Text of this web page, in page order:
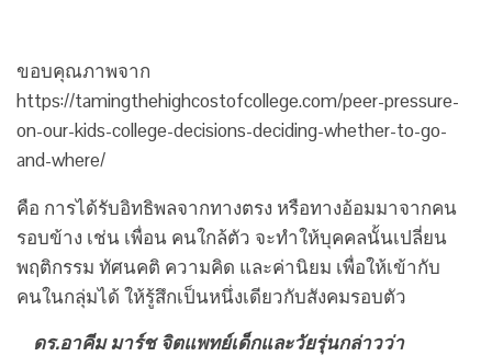
ขอบคุณภาพจาก
https://tamingthehighcostofcollege.com/peer-pressure-
on-our-kids-college-decisions-deciding-whether-to-go-
and-where/
คือ การได้รับอิทธิพลจากทางตรง หรือทางอ้อมมาจากคน
รอบข้าง เช่น เพื่อน คนใกล้ตัว จะทำให้บุคคลนั้นเปลี่ยน
พฤติกรรม ทัศนคติ ความคิด และค่านิยม เพื่อให้เข้ากับ
คนในกลุ่มได้ ให้รู้สึกเป็นหนึ่งเดียวกับสังคมรอบตัว
ดร.อาคีม มาร์ช จิตแพทย์เด็กและวัยรุ่นกล่าวว่า